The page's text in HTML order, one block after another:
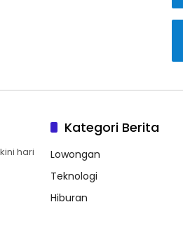
hari
Kategori Berita
Lowongan
Teknologi
Hiburan